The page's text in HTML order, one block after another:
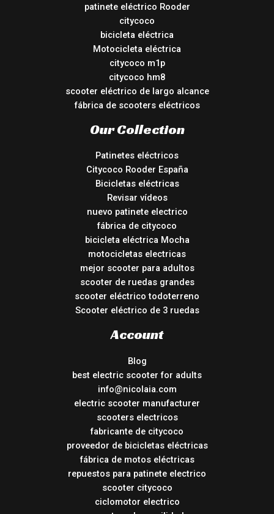
patinete eléctrico Rooder
citycoco
bicicleta eléctrica
Motocicleta eléctrica
citycoco m1p
citycoco hm8
scooter eléctrico de largo alcance
fábrica de scooters eléctricos
Our Collection
Patinetes eléctricos
Citycoco Rooder España
Bicicletas eléctricas
Revisar vídeos
nuevo patinete electrico
fábrica de citycoco
bicicleta eléctrica Mocha
motocicletas electricas
mejor scooter para adultos
scooter de ruedas grandes
scooter eléctrico todoterreno
Scooter eléctrico de 3 ruedas
Account
Blog
best electric scooter for adults
info@nicolaia.com
electric scooter manufacturer
scooters electricos
fabricante de citycoco
proveedor de bicicletas eléctricas
fábrica de motos eléctricas
repuestos para patinete electrico
scooter citycoco
ciclomotor electrico